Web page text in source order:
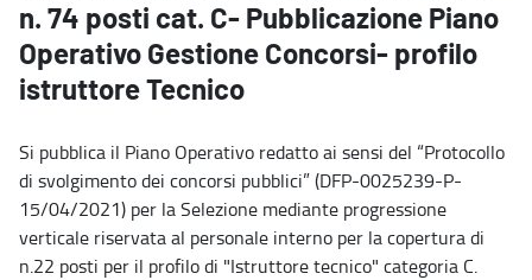
n. 74 posti cat. C- Pubblicazione Piano
Operativo Gestione Concorsi- profilo
istruttore Tecnico
Si pubblica il Piano Operativo redatto ai sensi del “Protocollo
di svolgimento dei concorsi pubblici” (DFP-0025239-P-
15/04/2021) per la Selezione mediante progressione
verticale riservata al personale interno per la copertura di
n.22 posti per il profilo di "Istruttore tecnico" categoria C.